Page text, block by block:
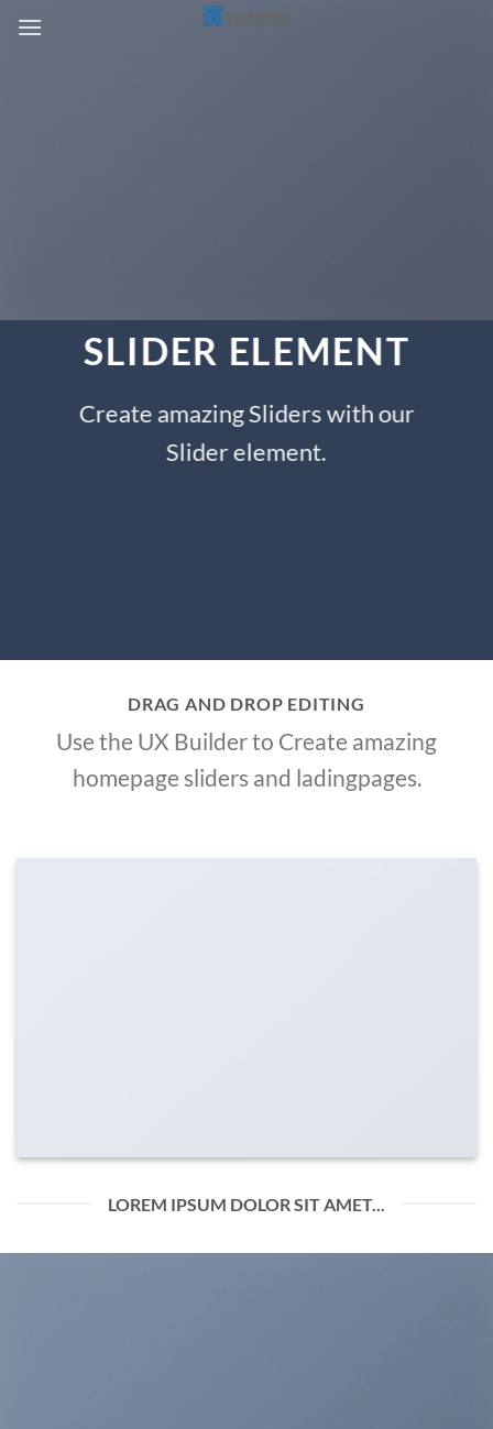
SLIDER ELEMENT
Create amazing Sliders with our
Slider element.
DRAG AND DROP EDITING
Use the UX Builder to Create amazing
homepage sliders and ladingpages.
LOREM IPSUM DOLOR SIT AMET...